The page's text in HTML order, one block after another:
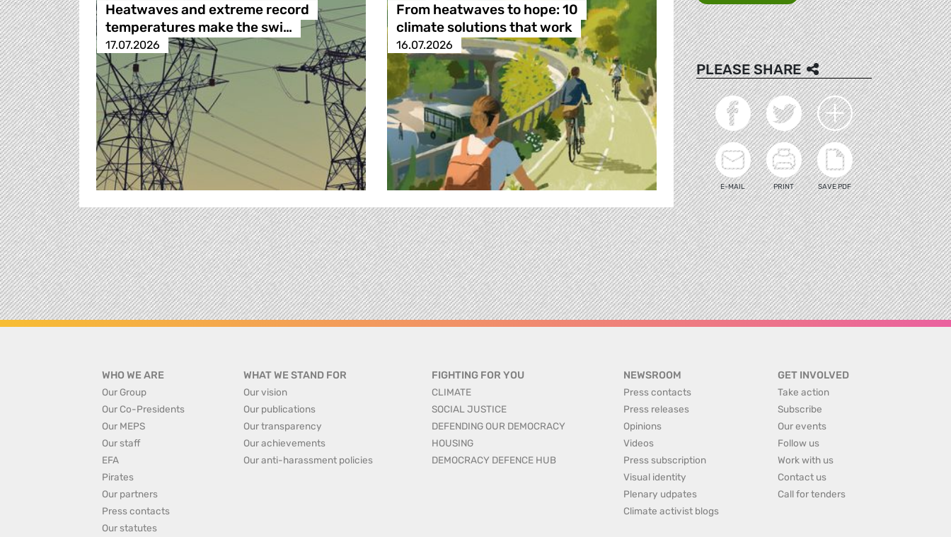
Heatwaves and extreme record
temperatures make the swi…
17.07.2026
From heatwaves to hope: 10
climate solutions that work
16.07.2026
PLEASE SHARE
E-MAIL PRINT SAVE PDF
WHO WE ARE
Our Group
Our Co-Presidents
Our MEPS
Our staff
EFA
Pirates
Our partners
Press contacts
Our statutes
WHAT WE STAND FOR
Our vision
Our publications
Our transparency
Our achievements
Our anti-harassment policies
FIGHTING FOR YOU
CLIMATE
SOCIAL JUSTICE
DEFENDING OUR DEMOCRACY
HOUSING
DEMOCRACY DEFENCE HUB
NEWSROOM
Press contacts
Press releases
Opinions
Videos
Press subscription
Visual identity
Plenary udpates
Climate activist blogs
GET INVOLVED
Take action
Subscribe
Our events
Follow us
Work with us
Contact us
Call for tenders